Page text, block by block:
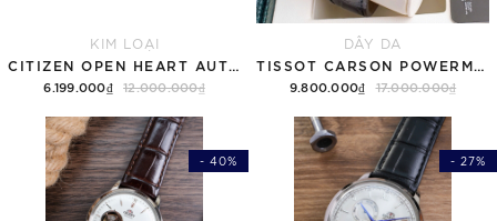
KIM LOẠI
6.199.000₫ 12.000.000₫
DÂY DA
9.800.000₫ 17.000.000₫
- 40% - 27%